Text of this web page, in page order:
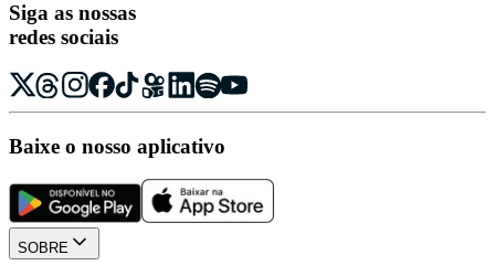
Siga as nossas
redes sociais
Baixe o nosso aplicativo
SOBRE